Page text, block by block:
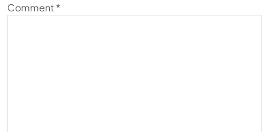
Comment *